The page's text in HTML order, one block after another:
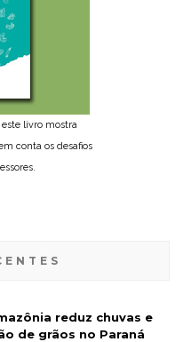
livro mostra
conta os desafios
reduz chuvas e
de grãos no Paraná